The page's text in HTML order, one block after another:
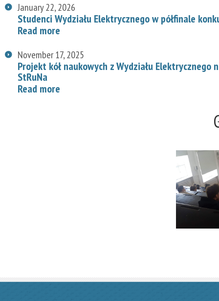
January 22, 2026
Studenci Wydziału Elektrycznego w półfinale
Read more
November 17, 2025
Projekt kół naukowych z Wydziału
StRuNa
Read more